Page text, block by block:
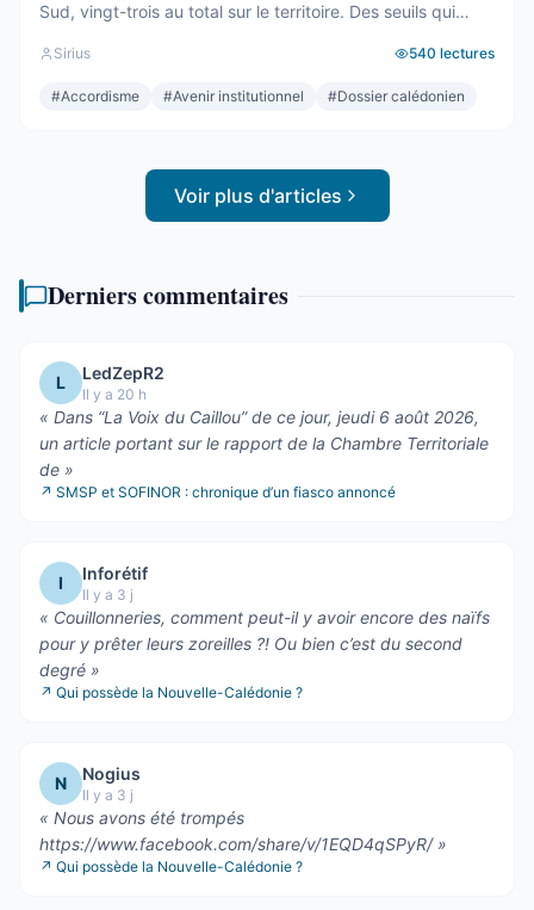
Sud, vingt-trois au total sur le territoire. Des seuils qui
le soir même, dans les couloirs, loin des électeurs. Tout
cela compte. Tout cela a été décrit ici, semaine après
Sirius 540 lectures
#Accordisme #Avenir institutionnel #Dossier calédonien
Voir plus d'articles
Derniers commentaires
L LedZepR2
Il y a 20 h
« Dans “La Voix du Caillou” de ce jour, jeudi 6 août 2026,
un article portant sur le rapport de la Chambre Territoriale
de »
↗ SMSP et SOFINOR : chronique d’un fiasco annoncé
I Inforétif
Il y a 3 j
« Couillonneries, comment peut-il y avoir encore des naïfs
pour y prêter leurs zoreilles ?! Ou bien c’est du second
degré »
↗ Qui possède la Nouvelle-Calédonie ?
N Nogius
Il y a 3 j
« Nous avons été trompés
https://www.facebook.com/share/v/1EQD4qSPyR/»
↗ Qui possède la Nouvelle-Calédonie ?